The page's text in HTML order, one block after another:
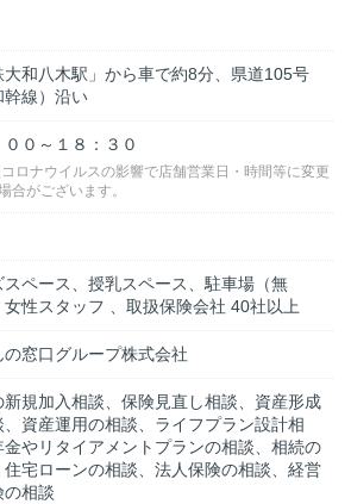
大和八木駅」から車で約8分、県道105号
幹線）沿い
００～１８：３０
ロナウイルスの影響で店舗営業日・時間等に変更
合がございます。
スペース、授乳スペース、駐車場（無
女性スタッフ 、取扱保険会社 40社以上
の窓口グループ株式会社
新規加入相談、保険見直し相談、資産形成
、資産運用の相談、ライフプラン設計相
金やリタイアメントプランの相談、相続の
住宅ローンの相談、法人保険の相談、経営
の相談